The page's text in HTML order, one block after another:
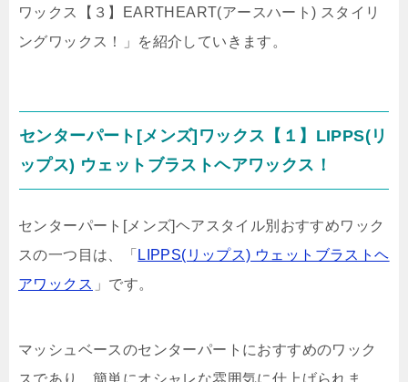
ワックス【３】EARTHEART(アースハート) スタイリ
ングワックス！」を紹介していきます。
センターパート[メンズ]ワックス【１】LIPPS(リ
ップス) ウェットブラストヘアワックス！
センターパート[メンズ]ヘアスタイル別おすすめワック
スの一つ目は、「 LIPPS(リップス) ウェットブラストヘ
アワックス 」です。
マッシュベースのセンターパートにおすすめのワック